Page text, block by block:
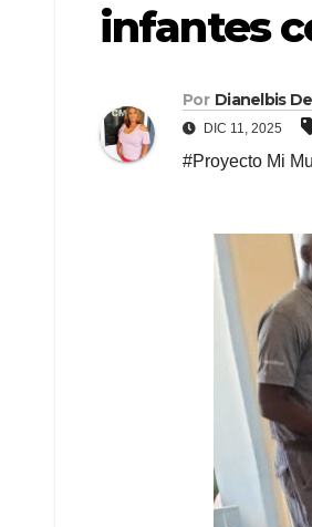
infantes
Por Dianelbis
DIC 11, 2025
#Proyecto Mi